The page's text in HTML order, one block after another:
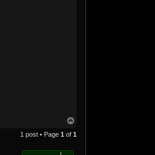
p
1 post • Page 1 of 1